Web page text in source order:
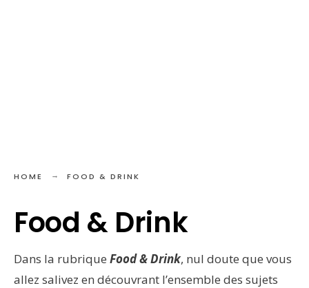
HOME FOOD & DRINK
Food & Drink
Dans la rubrique Food & Drink, nul doute que vous
allez salivez en découvrant l’ensemble des sujets